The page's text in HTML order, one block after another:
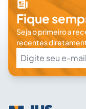
Fique
Seja o primeiro a
recentes